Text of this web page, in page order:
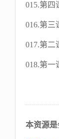
015.第四
016.第三
017.第二
018.第一
本资源是